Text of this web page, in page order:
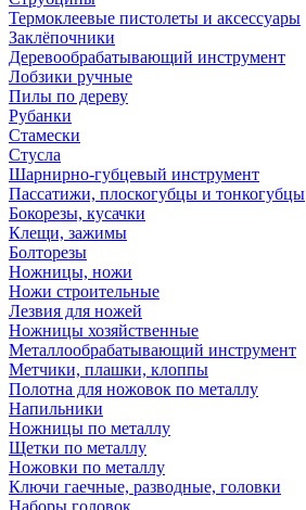
Термоклеевые пистолеты и аксессуары
Заклёпочники
Деревообрабатывающий инструмент
Лобзики ручные
Пилы по дереву
Рубанки
Стамески
Стусла
Шарнирно-губцевый инструмент
Пассатижи, плоскогубцы и тонкогубцы
Бокорезы, кусачки
Клещи, зажимы
Болторезы
Ножницы, ножи
Ножи строительные
Лезвия для ножей
Ножницы хозяйственные
Металлообрабатывающий инструмент
Метчики, плашки, клоппы
Полотна для ножовок по металлу
Напильники
Ножницы по металлу
Щетки по металлу
Ножовки по металлу
Ключи гаечные, разводные, головки
Наборы головок